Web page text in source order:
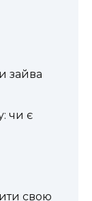
зайва
чи є
свою